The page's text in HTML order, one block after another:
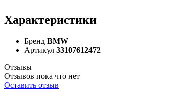
Характеристики
Бренд BMW
Артикул 33107612472
Отзывы
Отзывов пока что нет
Оставить отзыв